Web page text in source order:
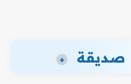
صديقة +